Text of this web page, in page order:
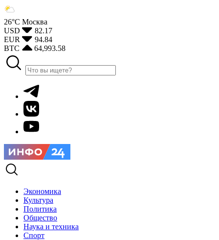
26°С Москва
USD
82.17
EUR
94.84
BTC
64,993.58
Экономика
Культура
Политика
Общество
Наука и техника
Спорт